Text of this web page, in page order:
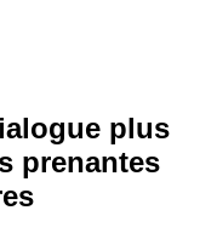
plus
prenantes